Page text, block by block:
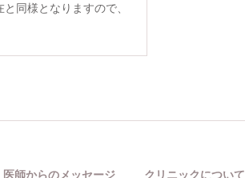
同様となりますので、
医師からのメッセージ クリニックについて